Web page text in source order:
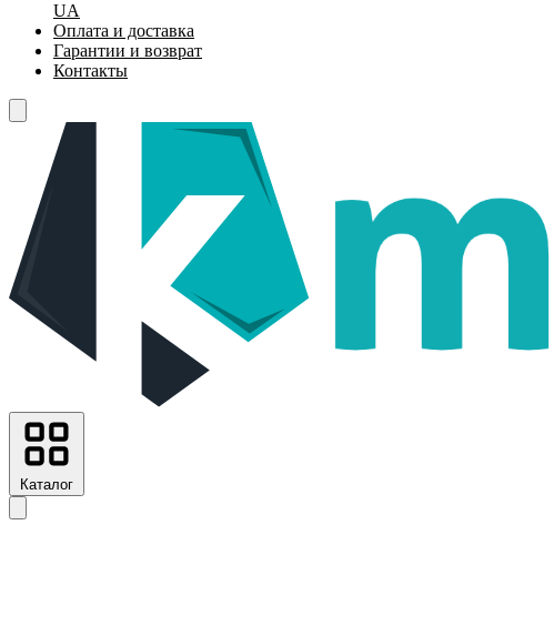
UA
Оплата и доставка
Гарантии и возврат
Контакты
Каталог